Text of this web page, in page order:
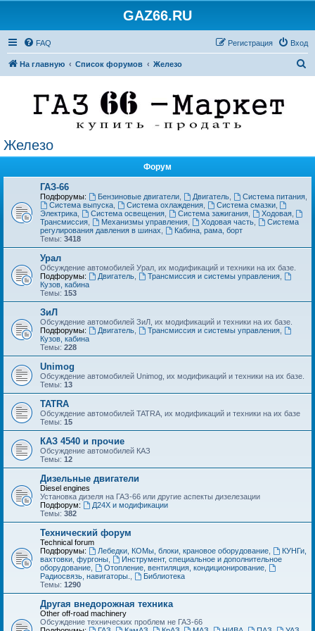
GAZ66.RU
FAQ Вход
Регистрация
На главную Список форумов Железо
Железо
Форум
ГАЗ-66
Подфорумы: Бензиновые двигатели, Двигатель, Система питания,
Система выпуска, Система охлаждения, Система смазки,
Электрика
Система освещения, Система зажигания, Ходовая,
Трансмиссия
Механизмы управления, Ходовая часть,
Система
регулирования давления в шинах
Кабина, рама, борт
Темы: 3418
Урал
Обсуждение автомобилей Урал, их модификаций и техники на их базе.
Подфорумы:
Двигатель, Трансмиссия и системы управления,
Кузов, кабина
Темы: 153
ЗиЛ
Обсуждение автомобилей ЗиЛ, их модификаций и техники на их базе.
Подфорумы:
Двигатель, Трансмиссия и системы управления,
Кузов, кабина
Темы: 228
Unimog
Обсуждение автомобилей Unimog, их модификаций и техники на их базе.
Темы: 13
TATRA
Обсуждение автомобилей TATRA, их модификаций и техники на их базе
Темы: 15
КАЗ 4540 и прочие
Обсуждение автомобилей КАЗ
Темы: 12
Дизельные двигатели
Diesel engines
Установка дизеля на ГАЗ-66 или другие аспекты дизелезации
Подфорум:
Д24Х и модификации
Темы: 382
Технический форум
Technical forum
Подфорумы:
Лебедки, КОМы, блоки, крановое оборудование,
КУНГи,
вахтовки, фургоны
Инструмент, специальное и дополнительное
оборудование
Отопление, вентиляция, кондиционирование,
Радиосвязь, навигаторы.
Библиотека
Темы: 1290
Другая внедорожная техника
Other off-road machinery
Обсуждение технических проблем не ГАЗ-66